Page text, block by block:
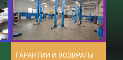
ГАРАНТИИ И ВОЗВРАТЫ